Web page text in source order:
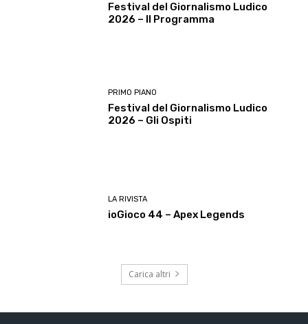
Festival del Giornalismo Ludico
2026 – Il Programma
PRIMO PIANO
Festival del Giornalismo Ludico
2026 – Gli Ospiti
LA RIVISTA
ioGioco 44 – Apex Legends
Carica altri